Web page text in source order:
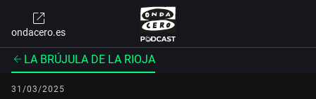
ondacero.es
LA BRÚJULA DE LA RIOJA
31/03/2025